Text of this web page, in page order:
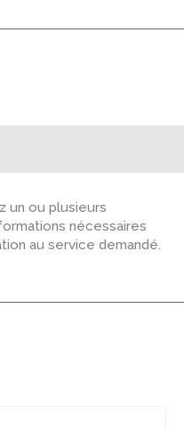
un ou plusieurs
nécessaires
au service demandé.